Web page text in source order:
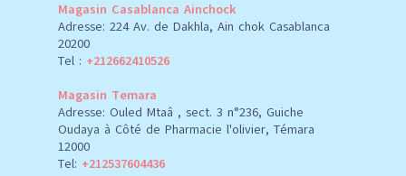
Magasin Casablanca Ainchock
Adresse: 224 Av. de Dakhla, Ain chok Casablanca
20200
Tel : +212662410526
Magasin Temara
Adresse: Ouled Mtaâ , sect. 3 n°236, Guiche
Oudaya à Côté de Pharmacie l'olivier, Témara
12000
Tel: +212537604436